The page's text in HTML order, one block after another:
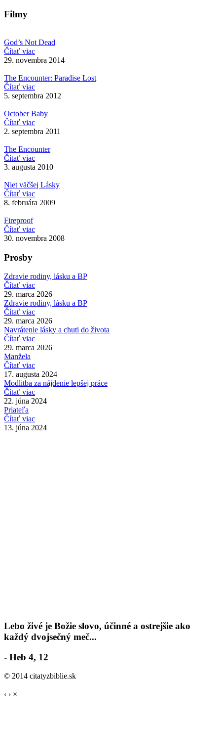
Filmy
God’s Not Dead
Čítať viac
29. novembra 2014
The Encounter: Paradise Lost
Čítať viac
5. septembra 2012
October Baby
Čítať viac
2. septembra 2011
The Encounter
Čítať viac
3. augusta 2010
Niet väčšej Lásky
Čítať viac
8. februára 2009
Fireproof
Čítať viac
30. novembra 2008
Prosby
Zdravie rodiny, lásku a BP
Čítať viac
29. marca 2026
Zdravie rodiny, lásku a BP
Čítať viac
29. marca 2026
Navrátenie lásky a chuti do života
Čítať viac
29. marca 2026
Manžela
Čítať viac
17. augusta 2024
Modlitba za nájdenie lepšej práce
Čítať viac
22. júna 2024
Priateľa
Čítať viac
13. júna 2024
Lebo živé je Božie slovo, účinné a ostrejšie ako
každý dvojsečný meč...
- Heb 4, 12
© 2014 citatyzbiblie.sk
‹ › ×